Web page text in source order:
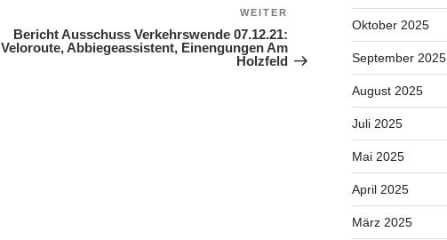
WEITER
Bericht Ausschuss Verkehrswende 07.12.21:
Veloroute, Abbiegeassistent, Einengungen Am
Holzfeld
Oktober 2025
September 2025
August 2025
Juli 2025
Mai 2025
April 2025
März 2025